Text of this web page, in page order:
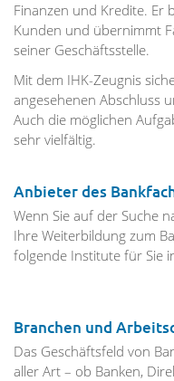
Finanzen und Kredite. Er
Kunden und übernimmt
seiner Geschäftsstelle.
Mit dem IHK-Zeugnis
angesehenen Abschluss
Auch die möglichen
sehr vielfältig.
Anbieter des
Wenn Sie auf der Suche
Ihre Weiterbildung zum
folgende Institute für Sie
Branchen und
Das Geschäftsfeld von
aller Art – ob Banken,